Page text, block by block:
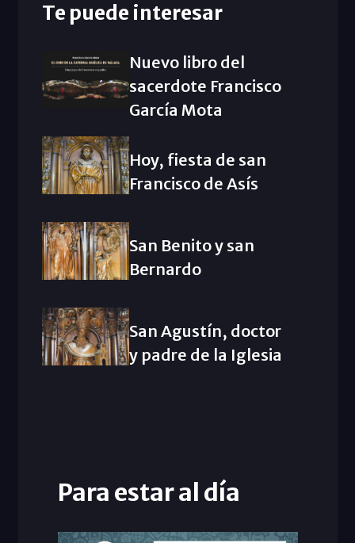
Te puede interesar
Nuevo libro del
sacerdote Francisco
García Mota
Hoy, fiesta de san
Francisco de Asís
San Benito y san
Bernardo
San Agustín, doctor
y padre de la Iglesia
Para estar al día